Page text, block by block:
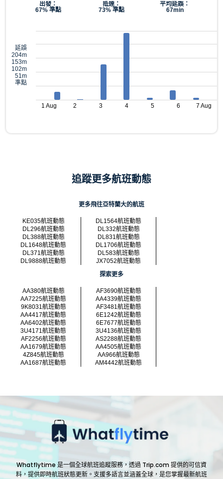
出發：
67% 準點
抵達：
73% 準點
平均延誤：
67min
延誤
204m
153m
102m
51m
準點
1 Aug 2 3 4 5 6 7 Aug
追蹤更多航班動態
更多飛往亞特蘭大的航班
KE035航班動態
DL1564航班動態
DL296航班動態
DL332航班動態
DL388航班動態
DL831航班動態
DL1648航班動態
DL1706航班動態
DL371航班動態
DL583航班動態
DL9888航班動態
JX7052航班動態
探索更多
AA380航班動態
AF3690航班動態
AA7225航班動態
AA4339航班動態
9K8031航班動態
AF3481航班動態
AA4417航班動態
6E1242航班動態
AA6402航班動態
6E7677航班動態
3U4171航班動態
3U4136航班動態
AF2256航班動態
AS2288航班動態
AA1679航班動態
AA4505航班動態
4Z845航班動態
AA966航班動態
AA1687航班動態
AM4442航班動態
Whatflytime 是一個全球航班追蹤服務，透過 Trip.com 提供的可信資
料，提供即時航班狀態更新。支援多語言並涵蓋全球，是您掌握最新航班